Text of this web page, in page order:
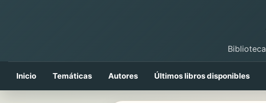
Inicio Temáticas Autores Últimos libros disponibles